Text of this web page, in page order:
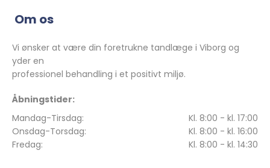
Om os
Vi ønsker at være din foretrukne tandlæge i Viborg og
yder en
professionel behandling i et positivt miljø.
Åbningstider:
Mandag-Tirsdag:
Onsdag-Torsdag:
Fredag:
Kl. 8:00 - kl. 17:00
Kl. 8:00 - kl. 16:00
Kl. 8:00 - kl. 14:30